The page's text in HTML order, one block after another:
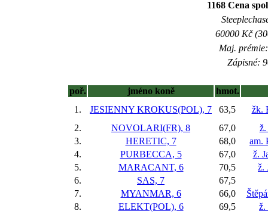
1168 Cena
60000 Kč
Maj.
Zápisné:
poř. jméno koně
hmot.
1.
JESIENNY KROKUS(POL), 7 63,5
žk.
2.
NOVOLARI(FR), 8 67,0
ž.
3.
HERETIC, 7 68,0
am.
4.
PURBECCA, 5 67,0
ž.
5.
MARACANT, 6 70,5
ž.
6.
SAS, 7
67,5
7.
MYANMAR, 6 66,0
8.
ELEKT(POL), 6 69,5 ž.